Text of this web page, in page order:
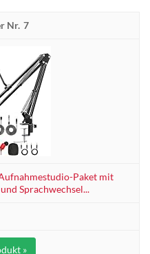
7
Paket mit
Sprachwechsel...
»